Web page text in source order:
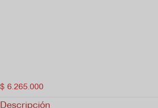
$ 6.265.000
Descripción